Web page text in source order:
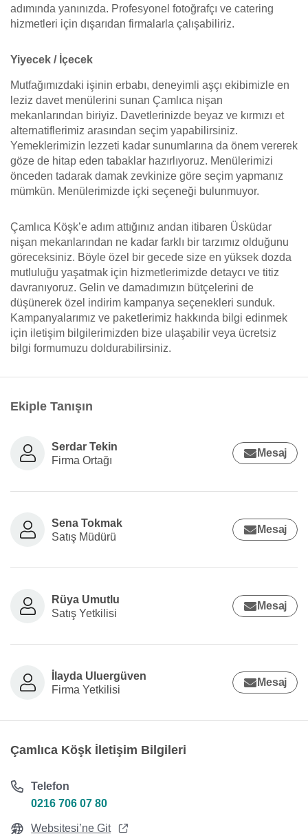
adımında yanınızda. Profesyonel fotoğrafçı ve catering
hizmetleri için dışarıdan firmalarla çalışabiliriz.
Yiyecek / İçecek
Mutfağımızdaki işinin erbabı, deneyimli aşçı ekibimizle en
leziz davet menülerini sunan Çamlıca nişan
mekanlarından biriyiz. Davetlerinizde beyaz ve kırmızı et
alternatiflerimiz arasından seçim yapabilirsiniz.
Yemeklerimizin lezzeti kadar sunumlarına da önem vererek
göze de hitap eden tabaklar hazırlıyoruz. Menülerimizi
önceden tadarak damak zevkinize göre seçim yapmanız
mümkün. Menülerimizde içki seçeneği bulunmuyor.
Çamlıca Köşk’e adım attığınız andan itibaren Üsküdar
nişan mekanlarından ne kadar farklı bir tarzımız olduğunu
göreceksiniz. Böyle özel bir gecede size en yüksek dozda
mutluluğu yaşatmak için hizmetlerimizde detaycı ve titiz
davranıyoruz. Gelin ve damadımızın bütçelerini de
düşünerek özel indirim kampanya seçenekleri sunduk.
Kampanyalarımız ve paketlerimiz hakkında bilgi edinmek
için iletişim bilgilerimizden bize ulaşabilir veya ücretsiz
bilgi formumuzu doldurabilirsiniz.
Ekiple Tanışın
Serdar Tekin
Firma Ortağı
Mesaj
Sena Tokmak
Satış Müdürü
Mesaj
Rüya Umutlu
Satış Yetkilisi
Mesaj
İlayda Uluergüven
Firma Yetkilisi
Mesaj
Çamlıca Köşk İletişim Bilgileri
Telefon
0216 706 07 80
Websitesi’ne Git